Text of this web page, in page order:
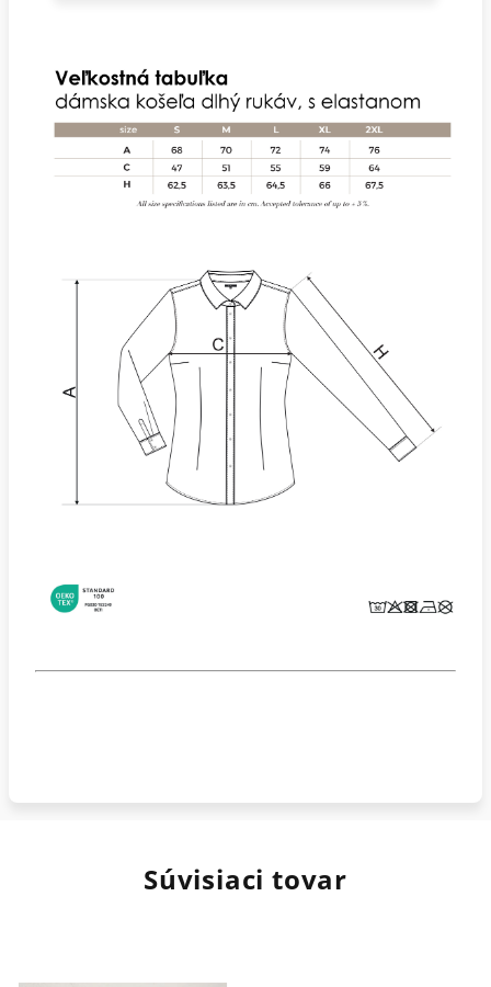
Súvisiaci tovar